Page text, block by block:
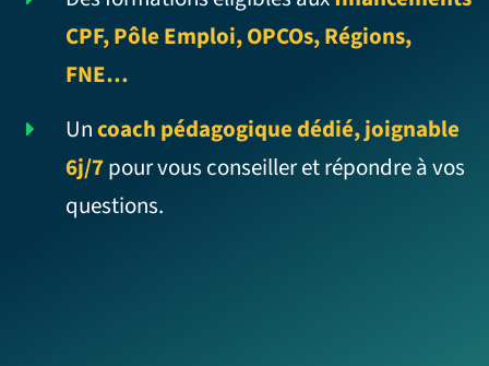
CPF, Pôle Emploi, OPCOs, Régions,
FNE…
Uncoach pédagogique dédié, joignable
6j/7pour vous conseiller et répondre à vos
questions.